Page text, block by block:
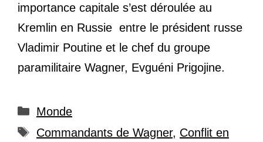
importance capitale s’est déroulée au
Kremlin en Russie entre le président russe
Vladimir Poutine et le chef du groupe
paramilitaire Wagner, Evguéni Prigojine.
Catégories
Monde
Étiquettes
Commandants de Wagner, Conflit en